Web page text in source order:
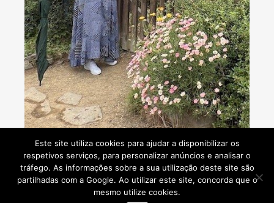
Consultoria de viagens - Agente de Viagens
Este site utiliza cookies para ajudar a disponibilizar os
respetivos serviços, para personalizar anúncios e analisar o
tráfego. As informações sobre a sua utilização deste site são
partilhadas com a Google. Ao utilizar este site, concorda que o
mesmo utilize cookies.